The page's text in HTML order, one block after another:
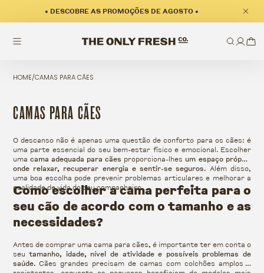
• DESCOBRE AS PROMOÇÕES DE AGOSTO •
HOME/CAMAS PARA CÃES
COLEÇÃO:
CAMAS PARA CÃES
O descanso não é apenas uma questão de conforto para os cães: é
uma parte essencial do seu bem-estar físico e emocional. Escolher
uma cama adequada para cães proporciona-lhes um espaço próprio
onde relaxar, recuperar energia e sentir-se seguros. Além disso,
uma boa escolha pode prevenir problemas articulares e melhorar a
qualidade de vida do seu companheiro.
Como escolher a cama perfeita para o
seu cão de acordo com o tamanho e as
necessidades?
Antes de comprar uma cama para cães, é importante ter em conta o
seu tamanho, idade, nível de atividade e possíveis problemas de
saúde. Cães grandes precisam de camas com colchões amplos e